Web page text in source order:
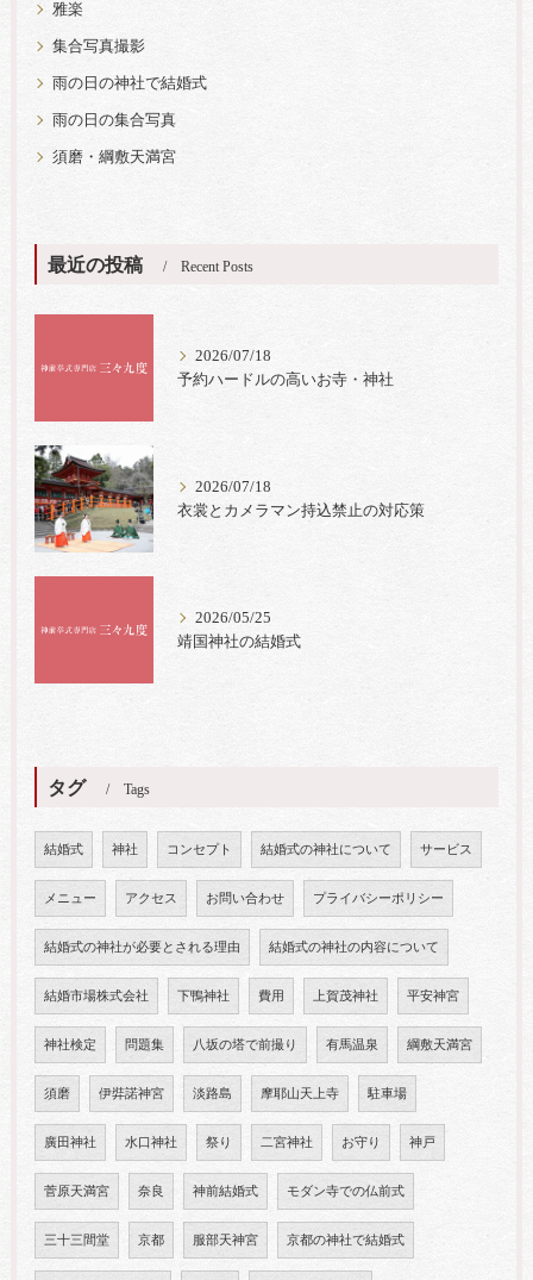
雅楽
集合写真撮影
雨の日の神社で結婚式
雨の日の集合写真
須磨・綱敷天満宮
最近の投稿 Recent Posts
2026/07/18
予約ハードルの高いお寺・神社
2026/07/18
衣裳とカメラマン持込禁止の対応策
2026/05/25
靖国神社の結婚式
タグ Tags
結婚式 神社 コンセプト 結婚式の神社について サービス
メニュー アクセス お問い合わせ プライバシーポリシー
結婚式の神社が必要とされる理由 結婚式の神社の内容について
結婚市場株式会社 下鴨神社 費用 上賀茂神社 平安神宮
神社検定 問題集 八坂の塔で前撮り 有馬温泉 綱敷天満宮
須磨 伊弉諾神宮 淡路島 摩耶山天上寺 駐車場
廣田神社 水口神社 祭り 二宮神社 お守り 神戸
菅原天満宮 奈良 神前結婚式 モダン寺での仏前式
三十三間堂 京都 服部天神宮 京都の神社で結婚式